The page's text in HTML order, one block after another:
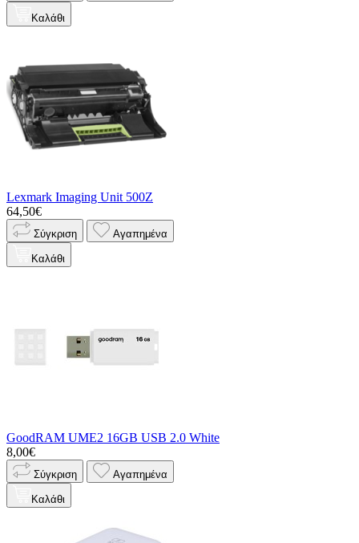
Καλάθι
Lexmark Imaging Unit 500Z
64,50€
Σύγκριση Αγαπημένα
Καλάθι
GoodRAM UME2 16GB USB 2.0 White
8,00€
Σύγκριση Αγαπημένα
Καλάθι